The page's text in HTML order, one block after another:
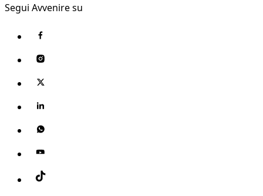
Segui Avvenire su